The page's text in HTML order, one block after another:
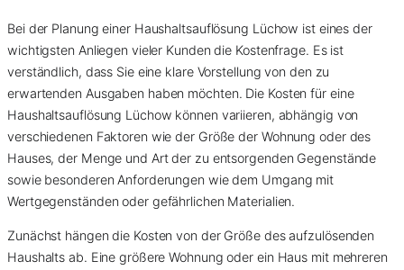
Bei der Planung einer Haushaltsauflösung Lüchow ist eines der
wichtigsten Anliegen vieler Kunden die Kostenfrage. Es ist
verständlich, dass Sie eine klare Vorstellung von den zu
erwartenden Ausgaben haben möchten. Die Kosten für eine
Haushaltsauflösung Lüchow können variieren, abhängig von
verschiedenen Faktoren wie der Größe der Wohnung oder des
Hauses, der Menge und Art der zu entsorgenden Gegenstände
sowie besonderen Anforderungen wie dem Umgang mit
Wertgegenständen oder gefährlichen Materialien.
Zunächst hängen die Kosten von der Größe des aufzulösenden
Haushalts ab. Eine größere Wohnung oder ein Haus mit mehreren